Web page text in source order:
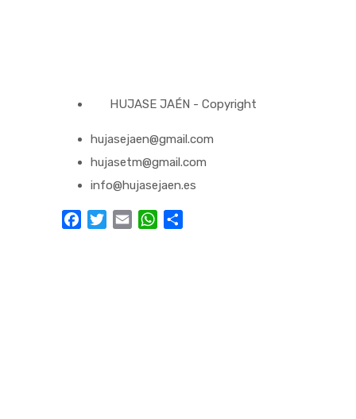
HUJASE JAÉN - Copyright
hujasejaen@gmail.com
hujasetm@gmail.com
info@hujasejaen.es
FacebookTwitter
Email WhatsApp